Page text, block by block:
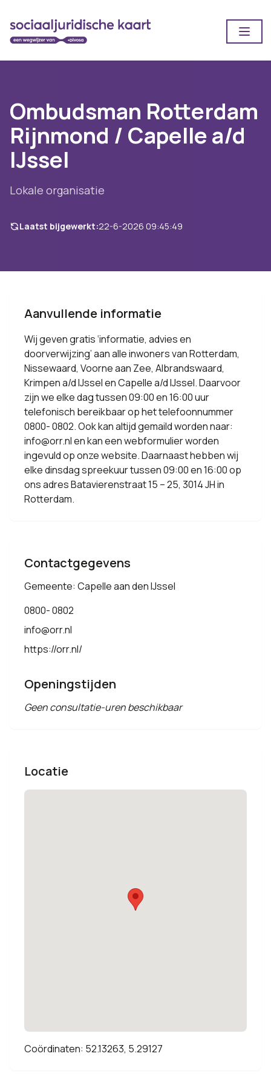
Ombudsman Rotterdam
Rijnmond / Capelle a/d
IJssel
Lokale organisatie
Laatst bijgewerkt:22-6-2026 09:45:49
Aanvullende informatie
Wij geven gratis ‘informatie, advies en
doorverwijzing’ aan alle inwoners van Rotterdam,
Nissewaard, Voorne aan Zee, Albrandswaard,
Krimpen a/d IJssel en Capelle a/d IJssel. Daarvoor
zijn we elke dag tussen 09:00 en 16:00 uur
telefonisch bereikbaar op het telefoonnummer
0800- 0802. Ook kan altijd gemaild worden naar:
info@orr.nl en kan een webformulier worden
ingevuld op onze website. Daarnaast hebben wij
elke dinsdag spreekuur tussen 09:00 en 16:00 op
ons adres Batavierenstraat 15 – 25, 3014 JH in
Rotterdam.
Contactgegevens
Gemeente: Capelle aan den IJssel
0800- 0802
info@orr.nl
https://orr.nl/
Openingstijden
Geen consultatie-uren beschikbaar
Locatie
Coördinaten: 52.13263, 5.29127